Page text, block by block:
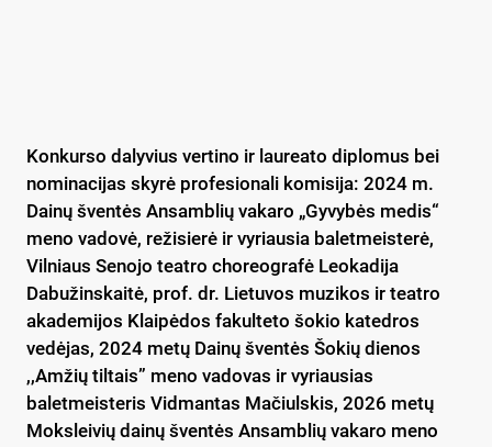
Konkurso dalyvius vertino ir laureato diplomus bei
nominacijas skyrė profesionali komisija: 2024 m.
Dainų šventės Ansamblių vakaro „Gyvybės medis“
meno vadovė, režisierė ir vyriausia baletmeisterė,
Vilniaus Senojo teatro choreografė Leokadija
Dabužinskaitė, prof. dr. Lietuvos muzikos ir teatro
akademijos Klaipėdos fakulteto šokio katedros
vedėjas, 2024 metų Dainų šventės Šokių dienos
,,Amžių tiltais” meno vadovas ir vyriausias
baletmeisteris Vidmantas Mačiulskis, 2026 metų
Moksleivių dainų šventės Ansamblių vakaro meno